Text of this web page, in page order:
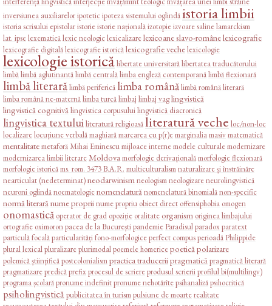
inversiunea auxiliareloripoteticipoteza sistemului oglindăistoria limbii
istoria scrisului epistolaristorieistorie naționalăizotopieizvoare salinelamarckism
lat. ipselexematicălexic neologiclexicalizarelexicoane slavo-românelexicografie
lexicografie digitalălexicografie istoricălexicografie vechelexicologie
lexicologie istoricălibertate universitarălibertatea traducătorului
limbălimbă aglutinantălimbă centralălimba engleză contemporanălimbă flexionară
limbă literarălimbă periferică limba românălimbă română literară
limba română ne-maternălimba turcălimbaj limbaj vaglingvistică
lingvistică cognitivălingvistica corpusuluilingvistică diacronică
lingvistica textuluiliteratură religioasăliteratură veche loc/non-loc
localizarelocuțiune verbalămaghiarămarcarea cu p(r)emarginaliamasivmatematică
mentalitatemetaforă Mihai Eminescumijloace internemodele culturalemodernizare
modernizarea limbii literareMoldovamorfologie derivaționalămorfologie flexionară
morfologie istoricăms. rom. 3473 B.A.R. multiculturalismnaturalizare și înstrăinăre
nearticulat (nedeterminat)neodarwinismneologismneologizareneurolingvistică
neuroni oglindănoematologienomenclaturănomenclatură binomialănon-specific
normă literarănume propriinume propriu obiect direct offensiphobia omogen
onomastică operator de grad opoziție oralitate organism originea limbajului
ortografie oximoronpacea de la Bucureștipandemie Paradisulparadoxparatext
particulă focalăparticularități fono-morfologiceperfect compusperioadă Philippide
plural lexicalpluralizareplurimodalpoemele homericepoeticăpolarizare
polemică științificăpostcolonialismpractica traduceriipragmaticăpragmatică literară
pragmatizarepredicăprefixprocesul de scriereprodusul scrieriiprofilul bi(multilingv)
programa școlarăpronume indefinitpronume nehotărîtepsihanalizăpsihocritică
psiholingvisticăpublicitatea în turismpulsiune de moarterealitate